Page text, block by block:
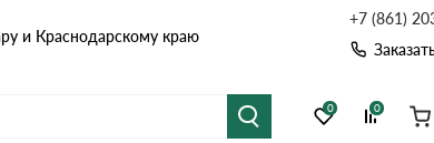
и Краснодарскому краю
+7 (861)
0 0